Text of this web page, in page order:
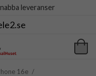
leveranser
16e /